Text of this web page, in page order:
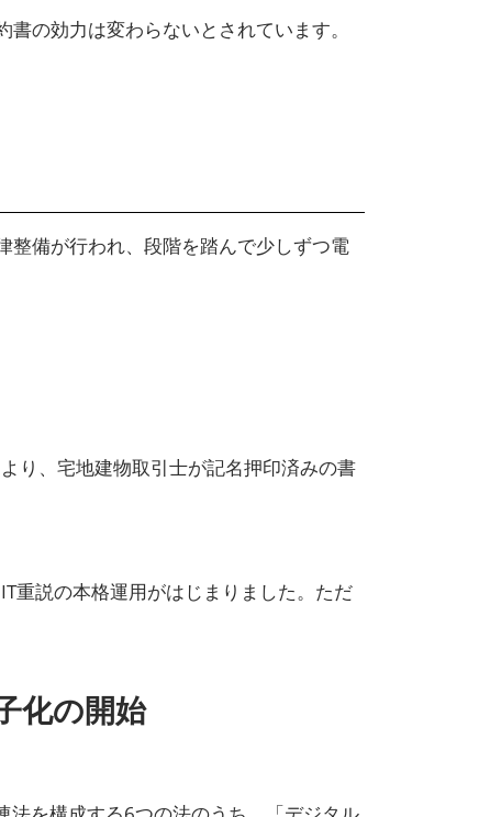
の効力は変わらないとされています。
整備が行われ、段階を踏んで少しずつ電
り、宅地建物取引士が記名押印済みの書
重説の本格運用がはじまりました。ただ
化の開始